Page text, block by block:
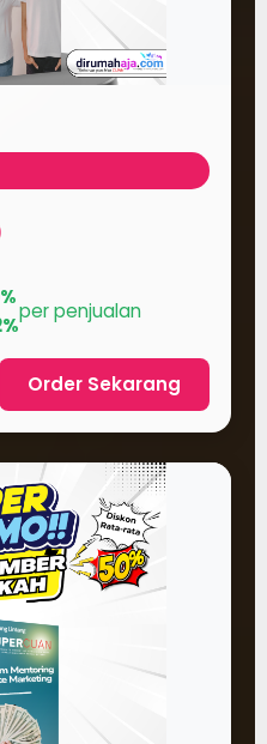
per penjualan
Order Sekarang